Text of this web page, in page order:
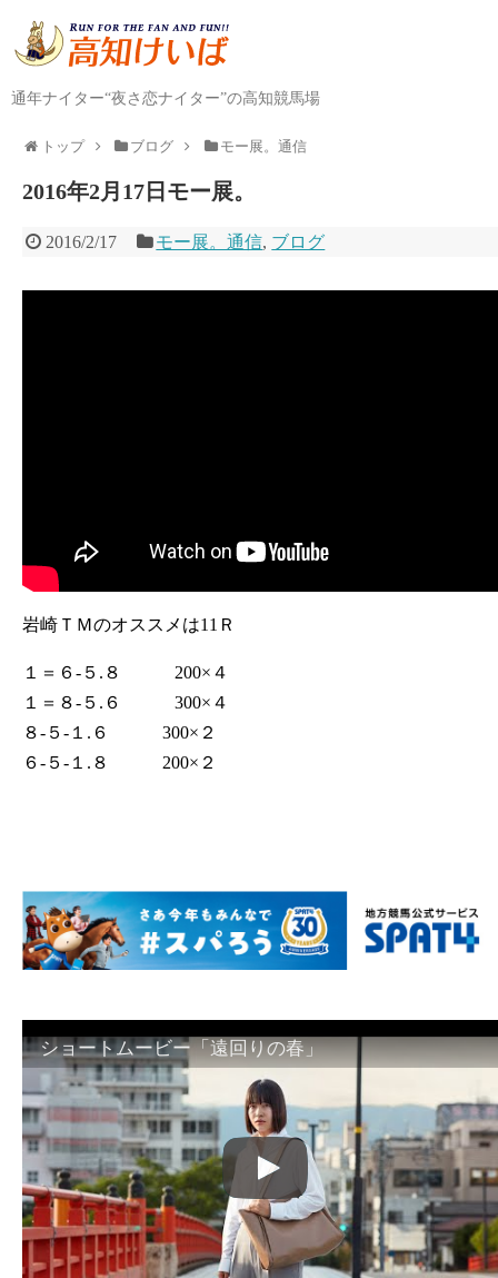
通年ナイター“夜さ恋ナイター”の高知競馬場
トップ ブログ モー展。通信
2016年2月17日モー展。
2016/2/17 モー展。通信, ブログ
岩崎ＴＭのオススメは11Ｒ
１＝６‐５.８ 200×４
１＝８‐５.６ 300×４
８‐５‐１.６ 300×２
６‐５‐１.８ 200×２
ショートムービー「遠回りの春」